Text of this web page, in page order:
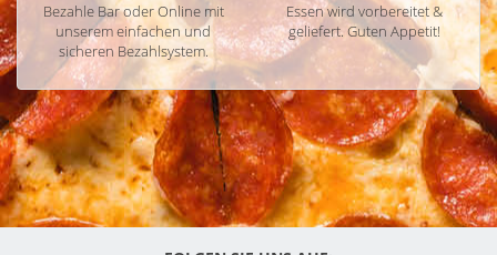
Bezahle Bar oder Online mit
unserem einfachen und
sicheren Bezahlsystem.
Essen wird vorbereitet &
geliefert. Guten Appetit!